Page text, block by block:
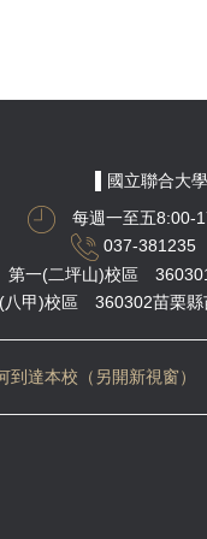
▌國立聯合大
每週一至五8:00-
037-381235
第一(二坪山)校區
八甲)校區 360302苗栗縣
到達本校（另開新視窗）